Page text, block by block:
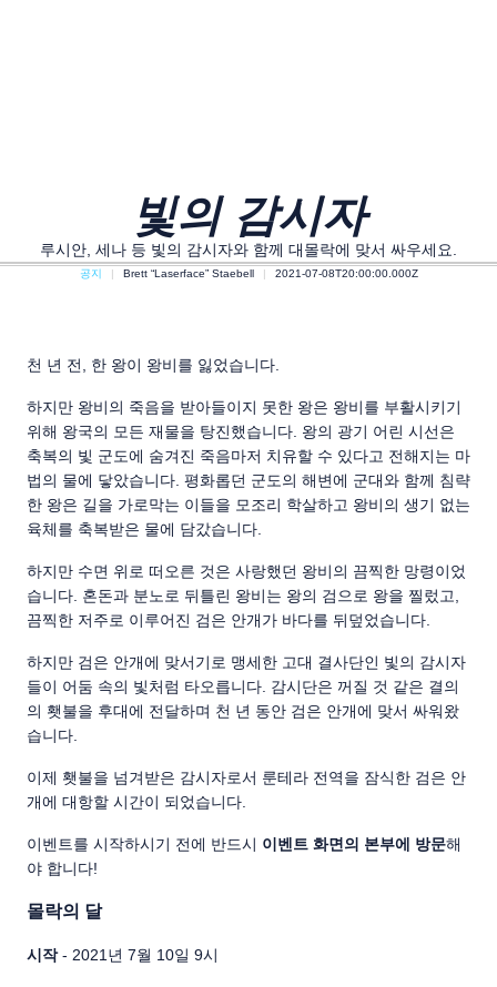
빛의 감시자
루시안, 세나 등 빛의 감시자와 함께 대몰락에 맞서 싸우세요.
공지 Brett “Laserface” Staebell 2021-07-08T20:00:00.000Z
천 년 전, 한 왕이 왕비를 잃었습니다.
하지만 왕비의 죽음을 받아들이지 못한 왕은 왕비를 부활시키기
위해 왕국의 모든 재물을 탕진했습니다. 왕의 광기 어린 시선은
축복의 빛 군도에 숨겨진 죽음마저 치유할 수 있다고 전해지는 마
법의 물에 닿았습니다. 평화롭던 군도의 해변에 군대와 함께 침략
한 왕은 길을 가로막는 이들을 모조리 학살하고 왕비의 생기 없는
육체를 축복받은 물에 담갔습니다.
하지만 수면 위로 떠오른 것은 사랑했던 왕비의 끔찍한 망령이었
습니다. 혼돈과 분노로 뒤틀린 왕비는 왕의 검으로 왕을 찔렀고,
끔찍한 저주로 이루어진 검은 안개가 바다를 뒤덮었습니다.
하지만 검은 안개에 맞서기로 맹세한 고대 결사단인 빛의 감시자
들이 어둠 속의 빛처럼 타오릅니다. 감시단은 꺼질 것 같은 결의
의 횃불을 후대에 전달하며 천 년 동안 검은 안개에 맞서 싸워왔
습니다.
이제 횃불을 넘겨받은 감시자로서 룬테라 전역을 잠식한 검은 안
개에 대항할 시간이 되었습니다.
이벤트를 시작하시기 전에 반드시 이벤트 화면의 본부에 방문해
야 합니다!
몰락의 달
시작- 2021년 7월 10일 9시